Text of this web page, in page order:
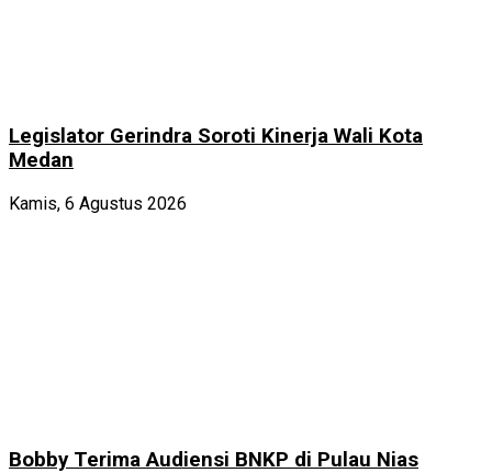
Legislator Gerindra Soroti Kinerja Wali Kota
Medan
Kamis, 6 Agustus 2026
Bobby Terima Audiensi BNKP di Pulau Nias